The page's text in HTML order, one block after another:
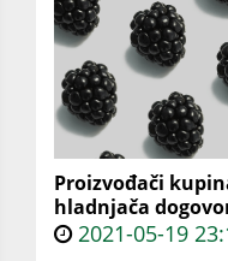
Proizvođači
hladnjača
2021-05-19